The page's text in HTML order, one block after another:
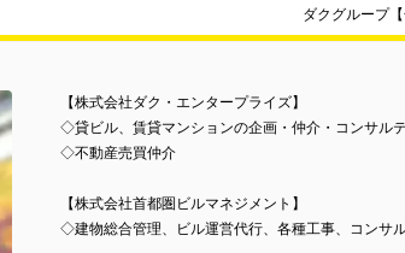
ダクグループ
【株式会社ダク・エンタープライズ】
◇貸ビル、賃貸マンションの企画・仲介・コンサル
◇不動産売買仲介
【株式会社首都圏ビルマネジメント】
◇建物総合管理、ビル運営代行、各種工事、コンサ